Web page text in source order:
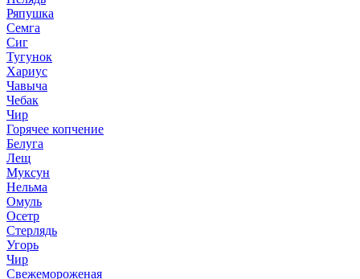
Ряпушка
Семга
Сиг
Тугунок
Хариус
Чавыча
Чебак
Чир
Горячее копчение
Белуга
Лещ
Муксун
Нельма
Омуль
Осетр
Стерлядь
Угорь
Чир
Свежемороженая